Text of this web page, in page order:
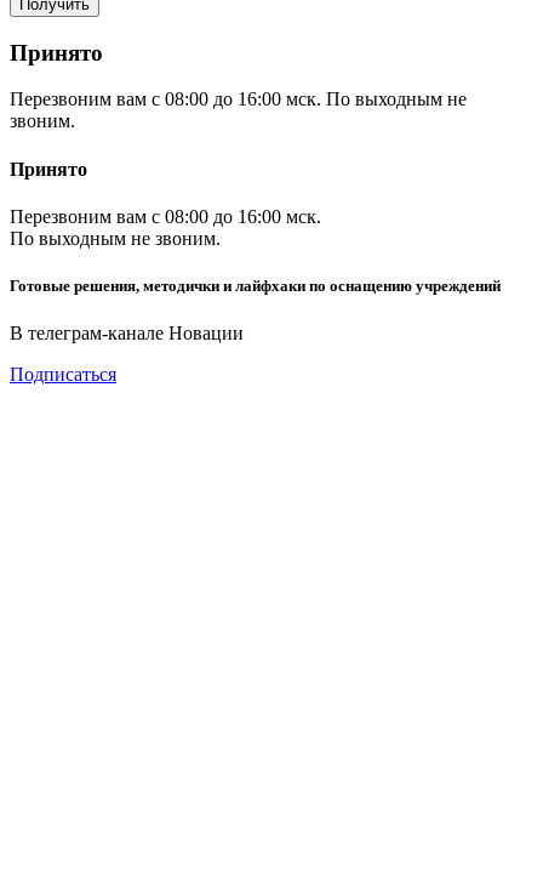
Принято
Перезвоним вам с 08:00 до 16:00 мск. По выходным не
звоним.
Принято
Перезвоним вам с 08:00 до 16:00 мск.
По выходным не звоним.
Готовые решения, методички и лайфхаки по оснащению учреждений
В телеграм-канале Новации
Подписаться